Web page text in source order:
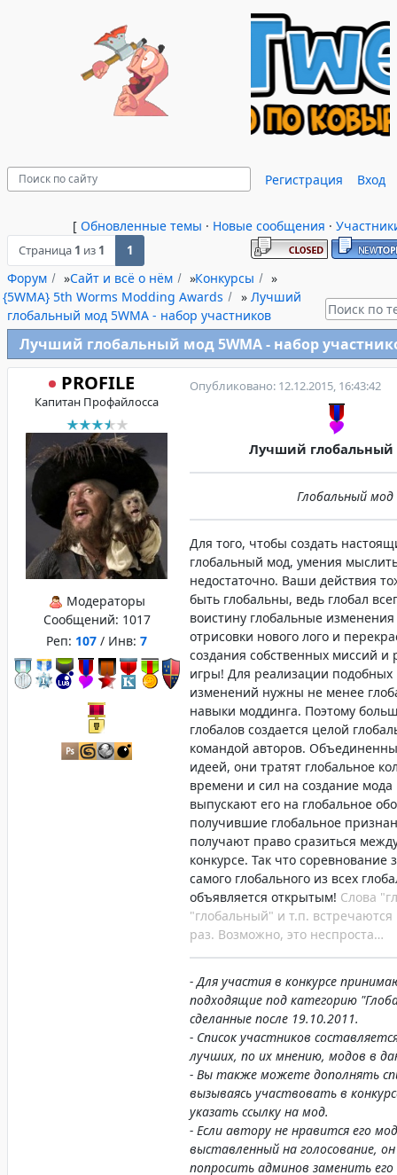
Регистрация Вход
[ Обновленные темы · Новые сообщения ·
Страница 1 из 1 1
Форум »Сайт и всё о нём »Конкурсы
»
{5WMA} 5th Worms Modding Awards
» Лучший
глобальный мод 5WMA - набор участников
Лучший глобальный мод 5WMA - набор
PROFILE
Капитан Профайлосса
Модераторы
Сообщений: 1017
Реп: 107 / Инв: 7
Опубликовано: 12.12.2015, 16:43:42
Лучший глобальный
Глобальный мод
Для того, чтобы создать
глобальный мод, умения
недостаточно. Ваши действия
быть глобальны, ведь глобал
воистину глобальные изменения
отрисовки нового лого и
создания собственных миссий и
игры! Для реализации подобных
изменений нужны не менее
навыки моддинга. Поэтому
глобалов создается целой
командой авторов.
идеей, они тратят глобальное
времени и сил на создание мода
выпускают его на глобальное
получившие глобальное
получают право сразиться
конкурсе. Так что соревнование
самого глобального из всех
объявляется открытым! Слова
"глобальный" и т.п. встречаются
раз. Возможно, это неспроста…
- Для участия в конкурсе
подходящие под категорию
сделанные после 19.10.2011.
- Список участников
лучших, по их мнению, модов в
- Вы также можете дополнять
вызываясь участвовать в
указать ссылку на мод.
- Если автору не нравится его
выставленный на голосование,
попросить админов заменить его